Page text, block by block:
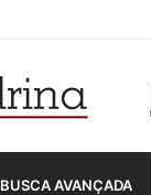
BUSCA AVANÇADA